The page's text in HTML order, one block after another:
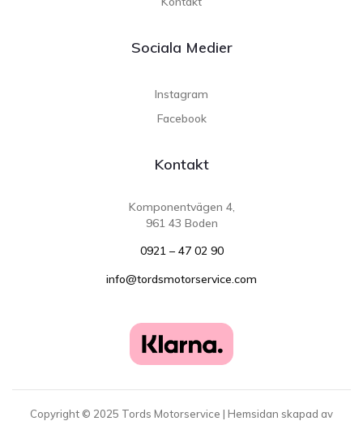
Sociala Medier
Instagram
Facebook
Kontakt
Komponentvägen 4,
961 43 Boden
0921 – 47 02 90
info@tordsmotorservice.com
Copyright © 2025 Tords Motorservice | Hemsidan skapad av